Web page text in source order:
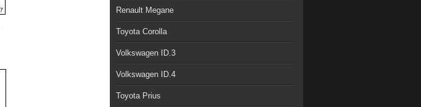
Renault Megane
Toyota Corolla
Volkswagen ID.3
Volkswagen ID.4
Toyota Prius